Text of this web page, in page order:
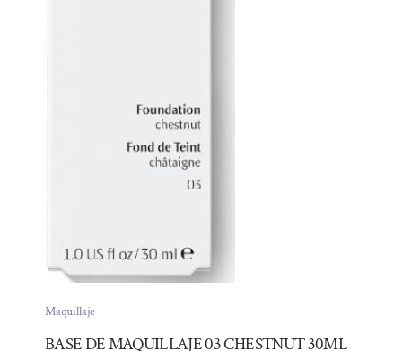
Maquillaje
BASE DE MAQUILLAJE 03 CHESTNUT 30ML